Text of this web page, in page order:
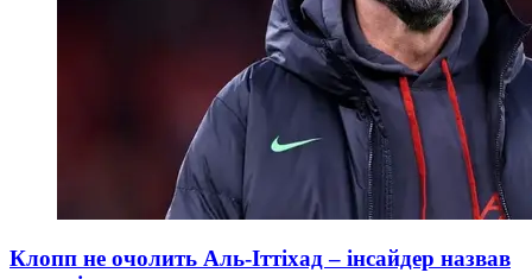
Клопп не очолить Аль-Іттіхад – інсайдер назвав